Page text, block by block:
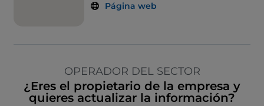
Página web
OPERADOR DEL SECTOR
¿Eres el propietario de la empresa y
quieres actualizar la información?